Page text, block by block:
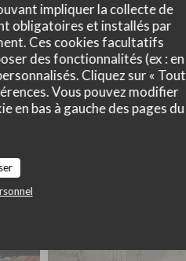
impliquer la collecte de
obligatoires et installés par
Ces cookies facultatifs
des fonctionnalités (ex : en
Cliquez sur « Tout
Vous pouvez modifier
en bas à gauche des pages du